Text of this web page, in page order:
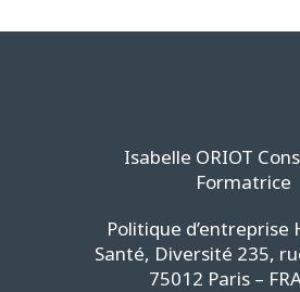
Isabelle ORIOT
Formatrice
Politique d’entreprise
Santé, Diversité 235,
75012 Paris –